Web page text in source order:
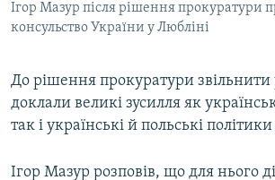
Ігор Мазур після рішення прокуратури
консульство України у Любліні
До рішення прокуратури звільнити
доклали великі зусилля як
так і українські й польські
Ігор Мазур розповів, що для нього